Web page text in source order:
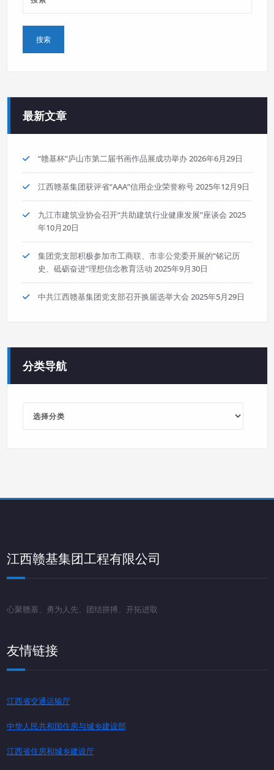
最新文章
“赣基杯”庐山市第二届书画作品展成功举办2026年6月29日
江西赣基集团获评省“AAA”信用企业荣誉称号2025年12月9日
九江市建筑业协会召开“共助建筑行业健康发展”座谈会 2025
年10月20日
集团党支部积极参加市工商联、市非公党委开展的“铭记历
史、砥砺奋进”理想信念教育活动 2025年9月30日
中共江西赣基集团党支部召开换届选举大会 2025年5月29日
分类导航
江西赣基集团工程有限公司
心聚赣基、勇为人先、团结拼搏、开拓进取
友情链接
江西省交通运输厅
中华人民共和国住房与城乡建设部
江西省住房和城乡建设厅